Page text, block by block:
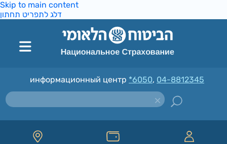
Skip to main content
דלג לתפריט תחתון
информационный центр *6050, 04-8812345